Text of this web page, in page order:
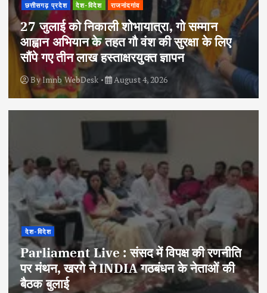
छत्तीसगढ़ प्रदेश देश-विदेश राजनांदगांव
27 जुलाई को निकाली शोभायात्रा, गो सम्मान
आह्वान अभियान के तहत गौ वंश की सुरक्षा के लिए
सौंपे गए तीन लाख हस्ताक्षरयुक्त ज्ञापन
ByImnb WebDesk August 4, 2026
देश-विदेश
Parliament Live : संसद में विपक्ष की रणनीति
पर मंथन, खरगे ने INDIA गठबंधन के नेताओं की
बैठक बुलाई